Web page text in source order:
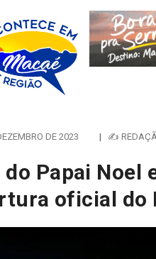
DE 2023 | ✍
do Papai Noel
oficial do